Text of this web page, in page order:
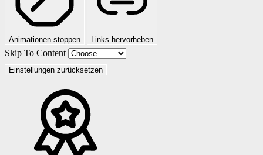
Animationen stoppen Links hervorheben
Skip To Content
Einstellungen zurücksetzen